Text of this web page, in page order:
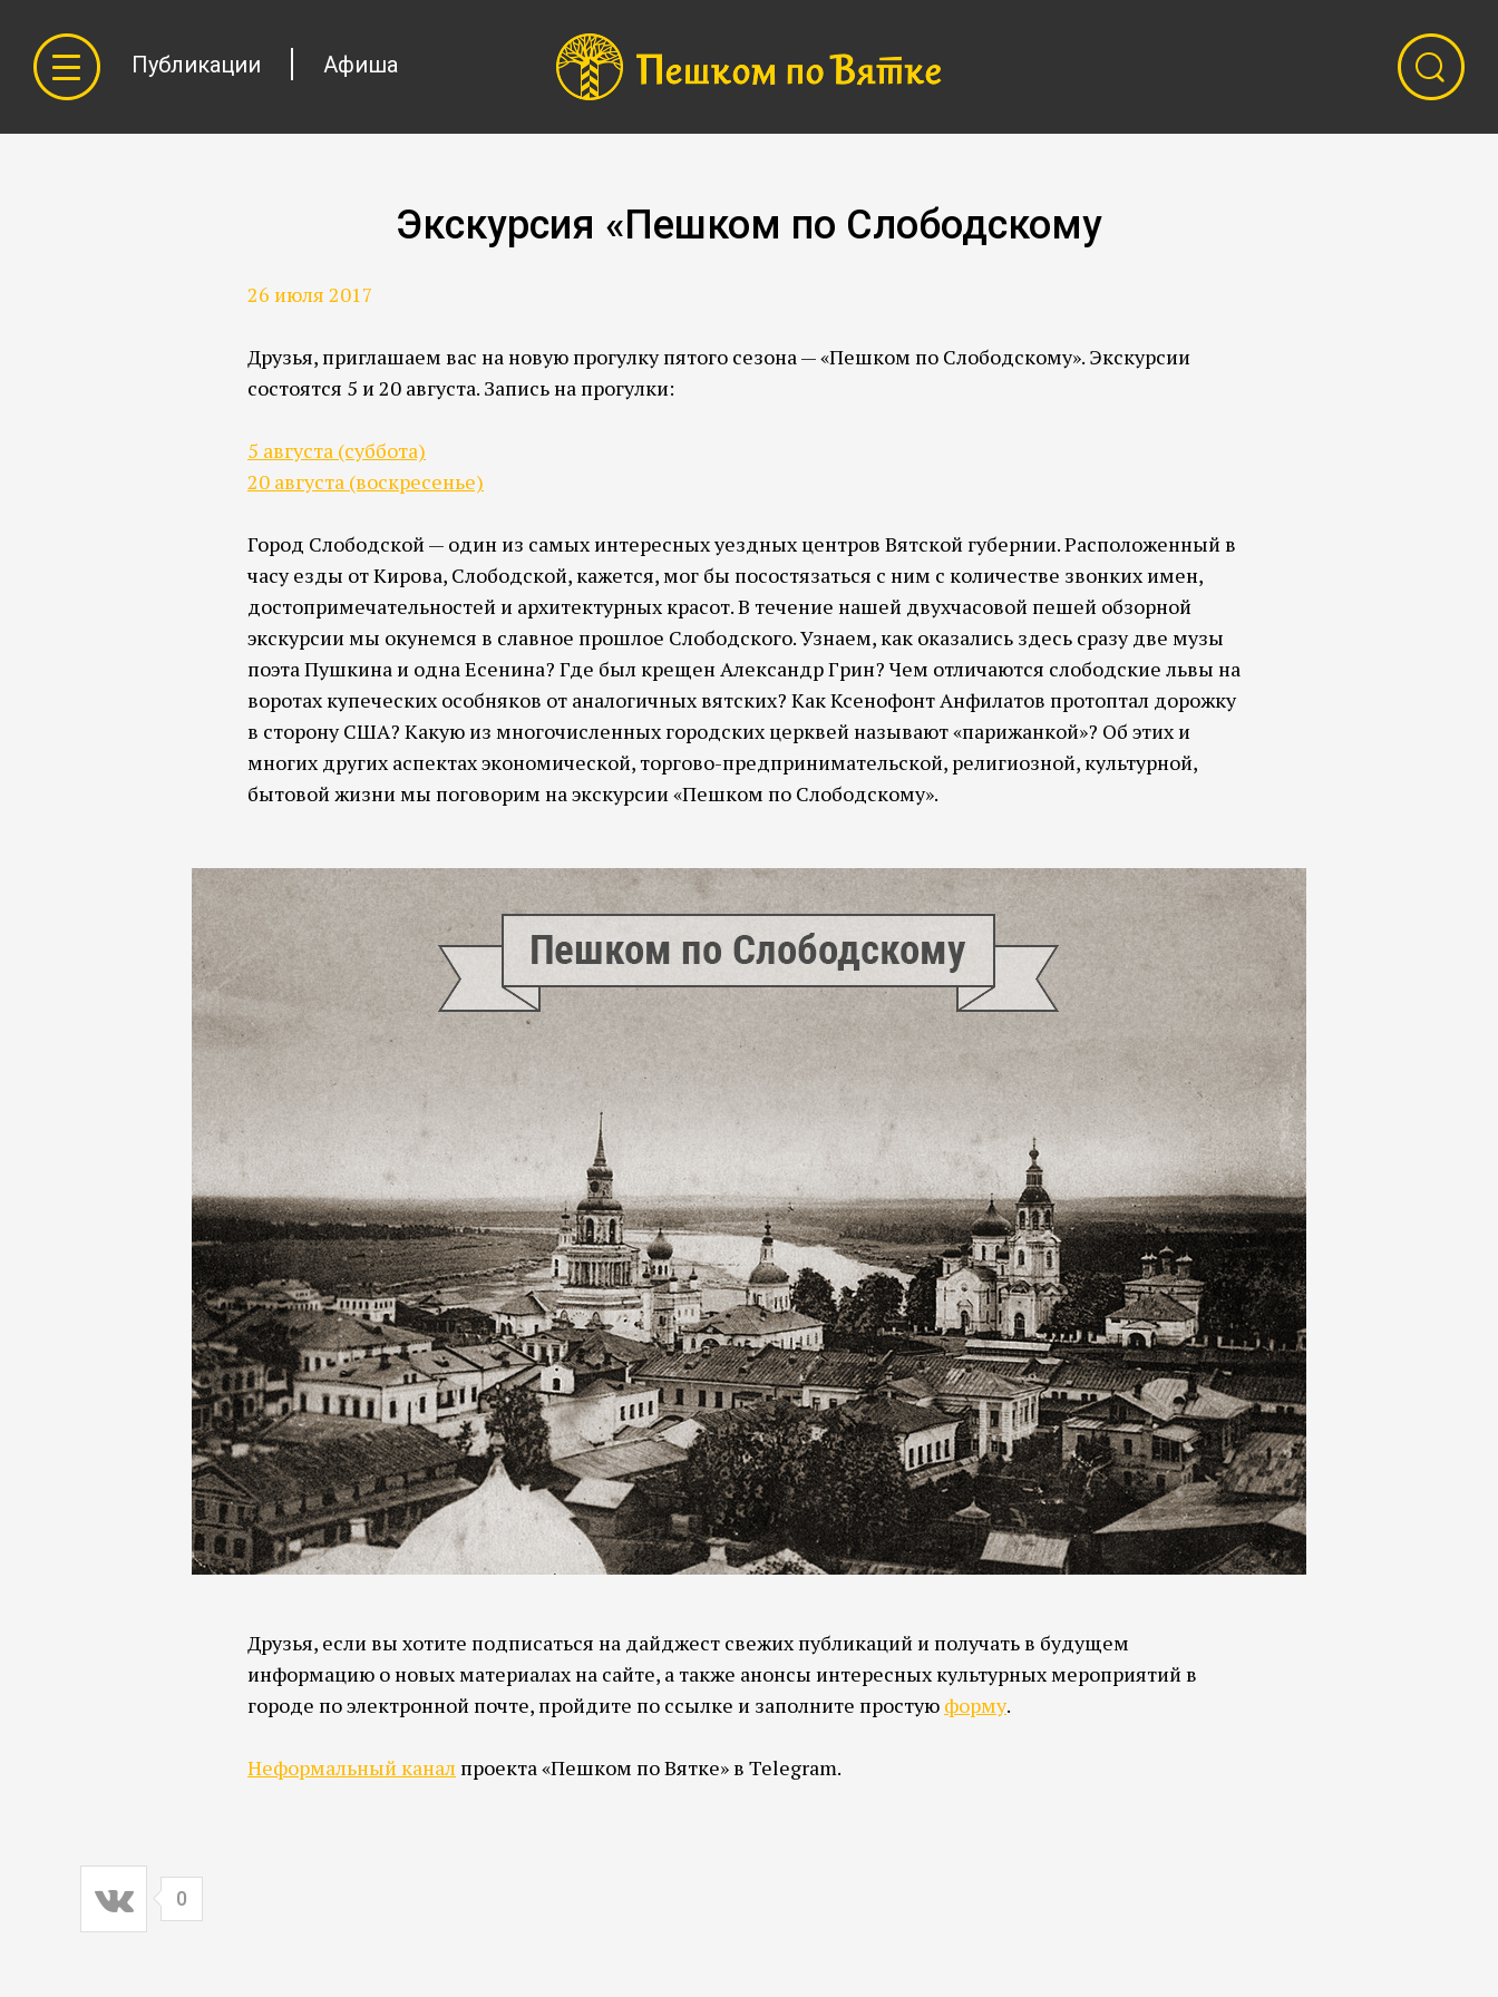
Публикации Афиша
Экскурсия «Пешком по Слободскому
26 июля 2017
Друзья, приглашаем вас на новую прогулку пятого сезона — «Пешком по Слободскому». Экскурсии
состоятся 5 и 20 августа. Запись на прогулки:
5 августа (суббота)
20 августа (воскресенье)
Город Слободской — один из самых интересных уездных центров Вятской губернии. Расположенный в
часу езды от Кирова, Слободской, кажется, мог бы посостязаться с ним с количестве звонких имен,
достопримечательностей и архитектурных красот. В течение нашей двухчасовой пешей обзорной
экскурсии мы окунемся в славное прошлое Слободского. Узнаем, как оказались здесь сразу две музы
поэта Пушкина и одна Есенина? Где был крещен Александр Грин? Чем отличаются слободские львы на
воротах купеческих особняков от аналогичных вятских? Как Ксенофонт Анфилатов протоптал дорожку
в сторону США? Какую из многочисленных городских церквей называют «парижанкой»? Об этих и
многих других аспектах экономической, торгово-предпринимательской, религиозной, культурной,
бытовой жизни мы поговорим на экскурсии «Пешком по Слободскому».
Друзья, если вы хотите подписаться на дайджест свежих публикаций и получать в будущем
информацию о новых материалах на сайте, а также анонсы интересных культурных мероприятий в
городе по электронной почте, пройдите по ссылке и заполните простую форму.
Неформальный канал проекта «Пешком по Вятке» в Telegram.
0